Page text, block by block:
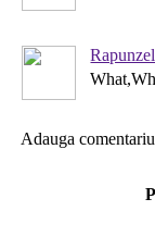
Adauga comentariu